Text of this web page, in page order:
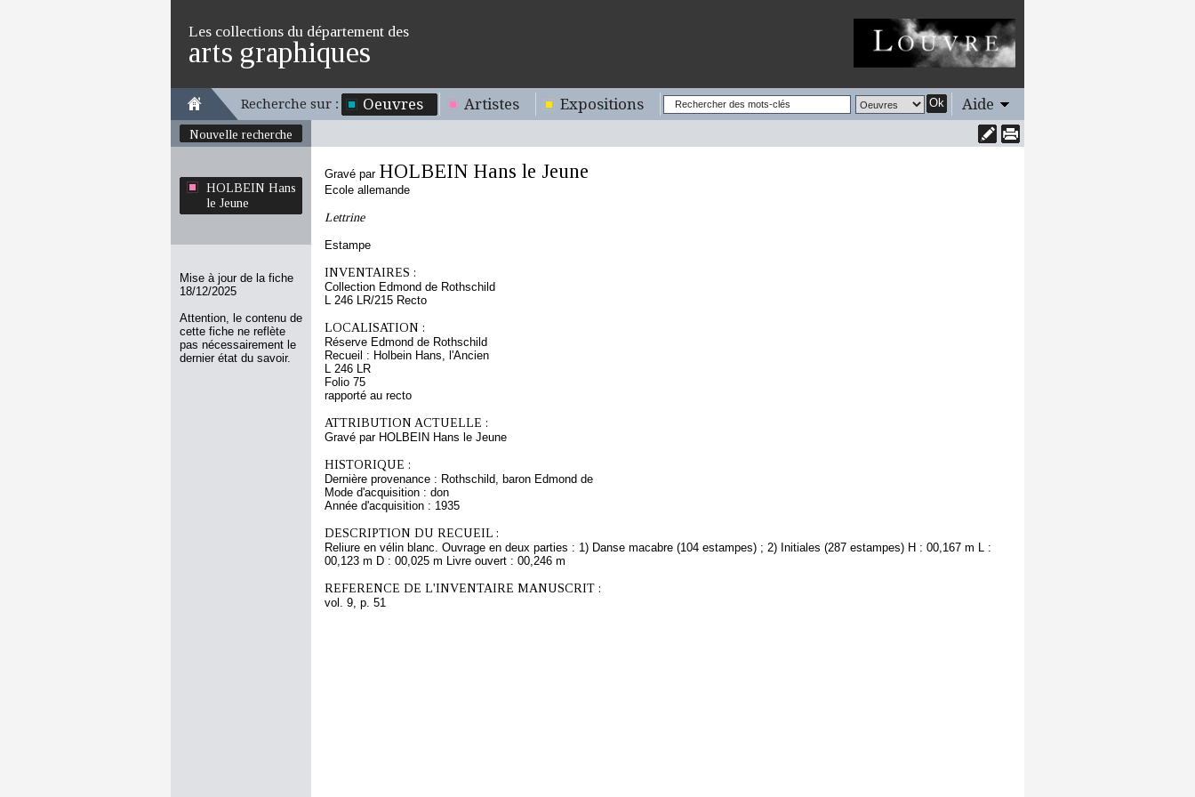
Les collections du département des
arts graphiques
Recherche sur : Oeuvres Artistes Expositions Ok Aide
Nouvelle recherche
HOLBEIN Hans
le Jeune
Mise à jour de la fiche
18/12/2025
Attention, le contenu de
cette fiche ne reflète
pas nécessairement le
dernier état du savoir.
Gravé par HOLBEIN Hans le Jeune
Ecole allemande
Lettrine
Estampe
INVENTAIRES :
Collection Edmond de Rothschild
L 246 LR/215 Recto
LOCALISATION :
Réserve Edmond de Rothschild
Recueil : Holbein Hans, l'Ancien
L 246 LR
Folio 75
rapporté au recto
ATTRIBUTION ACTUELLE :
Gravé par HOLBEIN Hans le Jeune
HISTORIQUE :
Dernière provenance : Rothschild, baron Edmond de
Mode d'acquisition : don
Année d'acquisition : 1935
DESCRIPTION DU RECUEIL :
Reliure en vélin blanc. Ouvrage en deux parties : 1) Danse macabre (104 estampes) ; 2) Initiales (287 estampes) H : 00,167 m L :
00,123 m D : 00,025 m Livre ouvert : 00,246 m
REFERENCE DE L'INVENTAIRE MANUSCRIT :
vol. 9, p. 51